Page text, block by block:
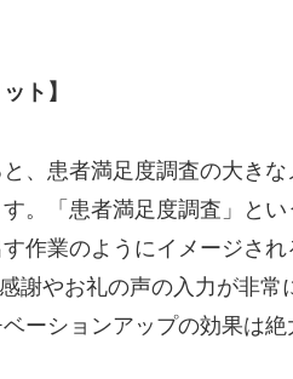
ト】
、患者満足度調査の大き
。「患者満足度調査」とい
作業のようにイメージさ
謝やお礼の声の入力が非常
ーションアップの効果は